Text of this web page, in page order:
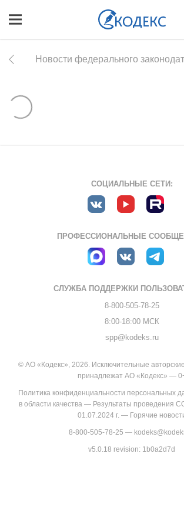
Новости федерального
СОЦИАЛЬНЫЕ СЕТИ:
ПРОФЕССИОНАЛЬНЫЕ
СЛУЖБА ПОДДЕРЖКИ
8-800-505-78-25
8:00-18:00 МСК
spp@kodeks.ru
© АО «Кодекс», 2026. Исключительные
принадлежат АО «Кодекс» —
Политика конфиденциальности персональных
в области качества— Результаты проведения
01.07.2024 г.— Горячие
8-800-505-78-25 —
v5.0.18 revision: 1b0a2d7d